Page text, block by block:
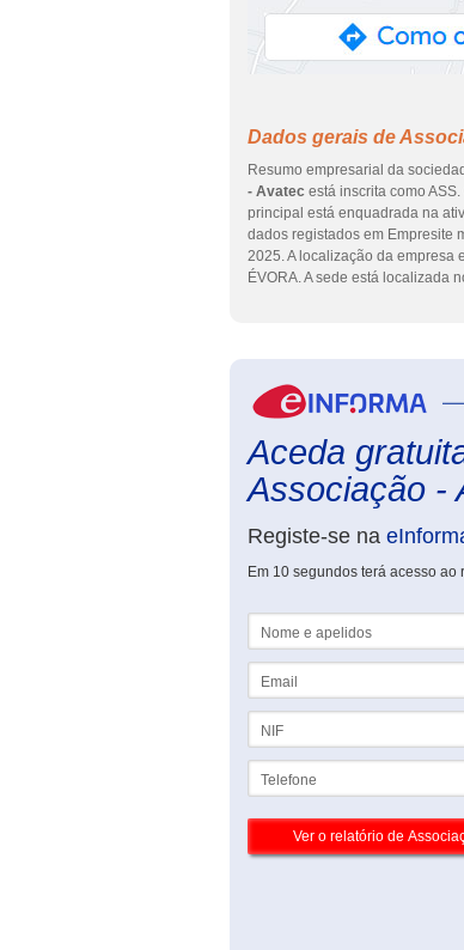
Dados gerais de
Resumo empresarial da
- Avatec está inscrita como
principal está enquadrada na
dados registados em Empresite
2025. A localização da empresa
ÉVORA. A sede está localizada
Aceda
Associação -
Registe-se na
Em 10 segundos terá acesso ao